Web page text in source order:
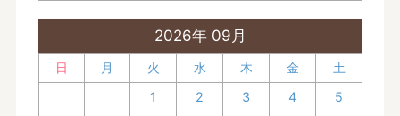
2026年 09月
日 月 火 水 木 金
土
1
2 3 4
5